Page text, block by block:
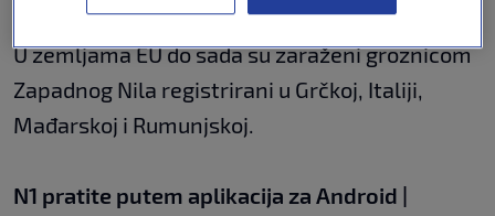
U zemljama EU do sada su zaraženi groznicom
Zapadnog Nila registrirani u Grčkoj, Italiji,
Mađarskoj i Rumunjskoj.
N1 pratite putem aplikacija za Android |